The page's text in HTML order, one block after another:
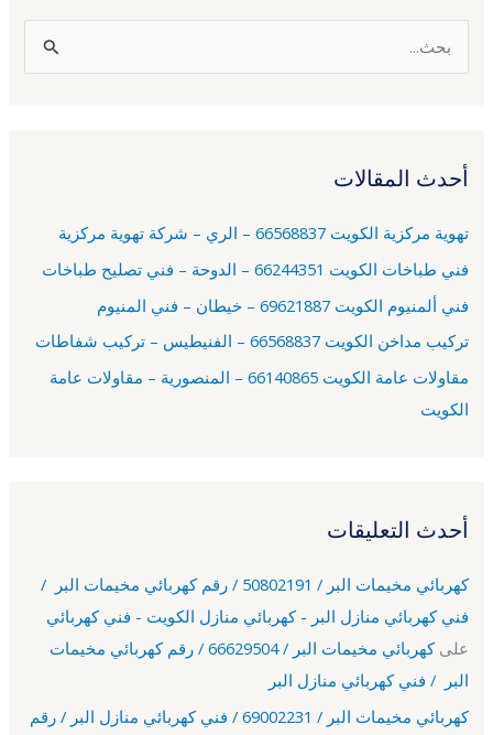
ث
ن
:
أحدث المقالات
تهوية مركزية الكويت 66568837 – الري – شركة تهوية مركزية
فني طباخات الكويت 66244351 – الدوحة – فني تصليح طباخات
فني ألمنيوم الكويت 69621887 – خيطان – فني المنيوم
تركيب مداخن الكويت 66568837 – الفنيطيس – تركيب شفاطات
مقاولات عامة الكويت 66140865 – المنصورية – مقاولات عامة
الكويت
أحدث التعليقات
كهربائي مخيمات البر / 50802191 / رقم كهربائي مخيمات البر /
فني كهربائي منازل البر - كهربائي منازل الكويت - فني كهربائي
على
كهربائي مخيمات البر / 66629504 / رقم كهربائي مخيمات
البر / فني كهربائي منازل البر
كهربائي مخيمات البر / 69002231 / فني كهربائي منازل البر / رقم